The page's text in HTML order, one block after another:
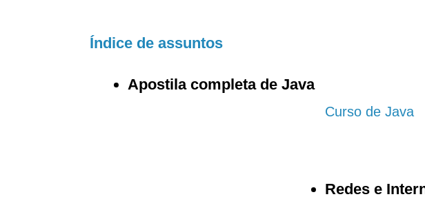
Índice de assuntos
Apostila completa de Java
Curso de Java
Redes e